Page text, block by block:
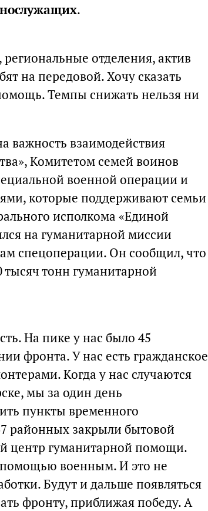
.
отделения, актив
на передовой. Хочу сказать
Темпы снижать нельзя ни
важность взаимодействия
Комитетом семей воинов
военной операции и
которые поддерживают семьи
исполкома «Единой
на гуманитарной миссии
спецоперации. Он сообщил, что
тысяч тонн гуманитарной
На пике у нас было 45
фронта. У нас есть гражданское
Когда у нас случаются
мы за один день
пункты временного
районных закрыли бытовой
центр гуманитарной помощи.
помощью военным. И это не
Будут и дальше появляться
фронту, приближая победу. А